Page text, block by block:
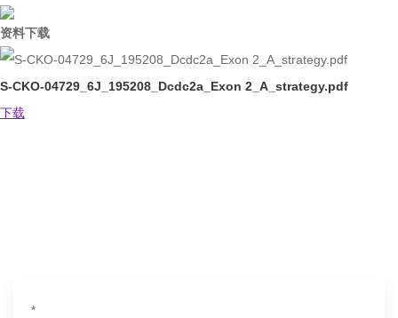
资料下载
S-CKO-04729_6J_195208_Dcdc2a_Exon 2_A_strategy.pdf
下载
*